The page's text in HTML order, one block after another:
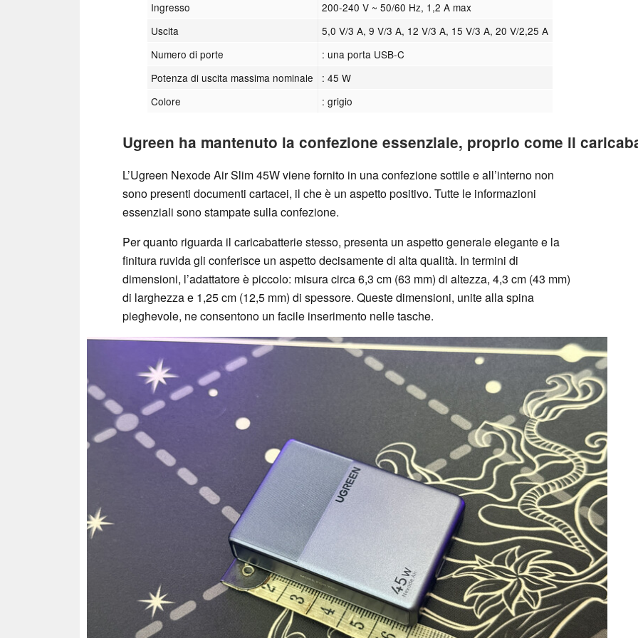
Ingresso
200-240 V ~ 50/60 Hz, 1,2 A max
Uscita
5,0 V/3 A, 9 V/3 A, 12 V/3 A, 15 V/3 A, 20 V/2,25 A
Numero di porte
: una porta USB-C
Potenza di uscita massima nominale
: 45 W
Colore
: grigio
Ugreen ha mantenuto la confezione essenziale, proprio come il
L’Ugreen Nexode Air Slim 45W viene fornito in una confezione sottile e all’interno non
sono presenti documenti cartacei, il che è un aspetto positivo. Tutte le informazioni
essenziali sono stampate sulla confezione.
Per quanto riguarda il caricabatterie stesso, presenta un aspetto generale elegante e la
finitura ruvida gli conferisce un aspetto decisamente di alta qualità. In termini di
dimensioni, l’adattatore è piccolo: misura circa 6,3 cm (63 mm) di altezza, 4,3 cm (43 mm)
di larghezza e 1,25 cm (12,5 mm) di spessore. Queste dimensioni, unite alla spina
pieghevole, ne consentono un facile inserimento nelle tasche.